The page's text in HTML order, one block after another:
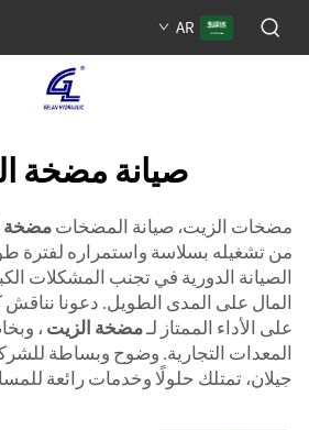
AR
صيانة مضخة
مضخات الزيت، صيانة المضخاتمضخة
من تشغيله بسلاسة واستمراره لفترة
الصيانة الدورية في تجنب المشكلات
المال على المدى الطويل. دعونا
على الأداء الممتاز لـمضخة الزيت ،
المعدات التجارية. وضوح وبساطة
جيلان، تمتلك حلولًا وخدمات رائعة